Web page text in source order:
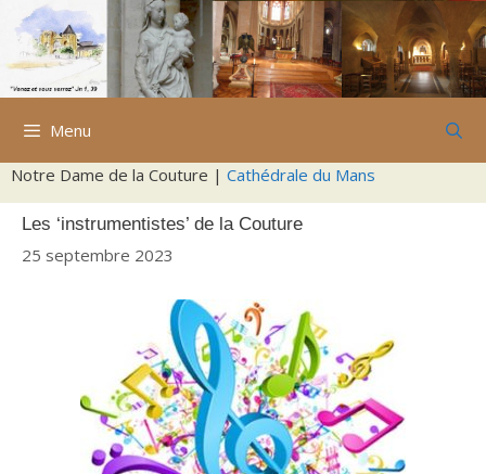
Aller
contenu
Menu
Notre Dame de la Couture | Cathédrale du Mans
Les ‘instrumentistes’ de la Couture
25 septembre 2023